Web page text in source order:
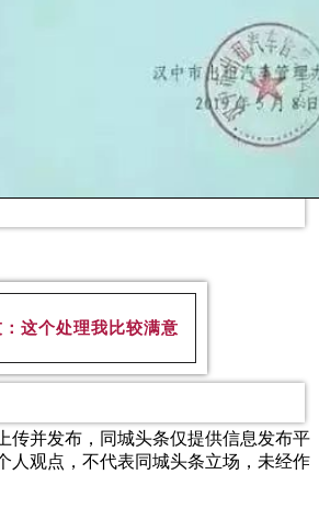
：这个处理我比较满意
传并发布，同城头条仅提供信息发布平
人观点，不代表同城头条立场，未经作